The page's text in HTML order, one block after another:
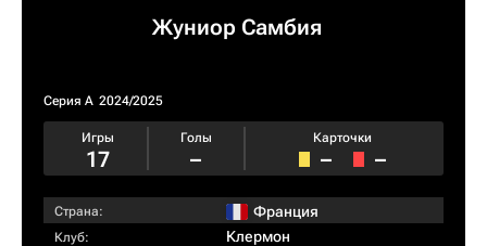
Жуниор Самбия
Серия А 2024/2025
Игры
17
Голы
–
Карточки
– –
Страна: Франция
Клуб: Клермон